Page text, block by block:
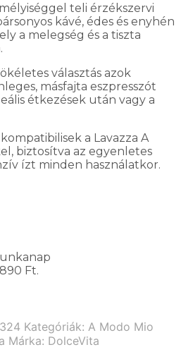
teli érzékszervi
kávé, édes és enyhén
a melegség és a tiszta
választás azok
másfajta eszpresszót
étkezések után vagy a
a Lavazza A
biztosítva az egyenletes
ízt minden használatkor.
Ft.
Kategóriák: A Modo Mio
Márka: DolceVita